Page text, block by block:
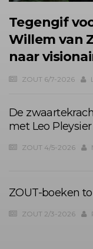
Tegengif
Willem van
naar
ZOUT 6/7-2026
De
met Leo Pleysier
ZOUT 4/5-2026
ZOUT-boeken
ZOUT 2/3-2026